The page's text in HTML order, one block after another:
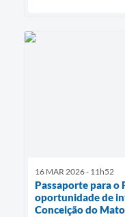
16 MAR 2026 - 11h52
Passaporte para o
oportunidade de
Conceição do